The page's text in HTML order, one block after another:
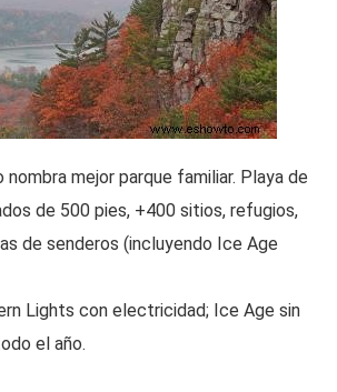
nombra mejor parque familiar. Playa de
de 500 pies, +400 sitios, refugios,
de senderos (incluyendo Ice Age
Lights con electricidad; Ice Age sin
el año.